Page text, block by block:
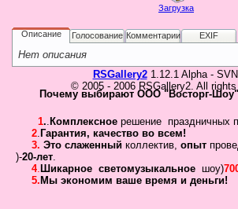
Загрузка
Описание Голосование Комментарии EXIF
Нет описания
RSGallery21.12.1 Alpha -
© 2005 - 2006 RSGallery2. All
Почему выбирают ООО "Восторг-
1.. Комплексное решение праздничных
2. Гарантия, качество во всем!
3. Это слаженный коллектив, опыт
)-20-лет.
4. Шикарное светомузыкальное шоу)
5. Мы экономим ваше время и деньги!